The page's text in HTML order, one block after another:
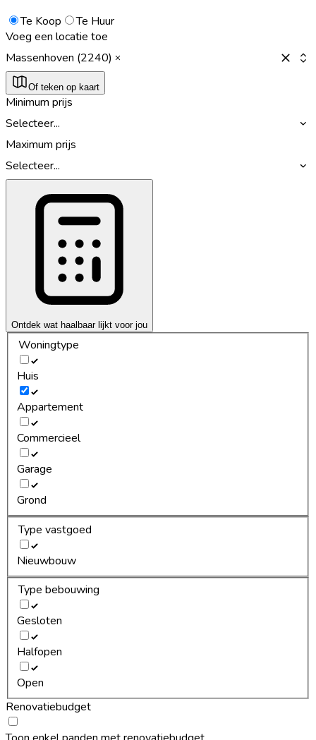
Te Koop
Te Huur
Voeg een locatie toe
Massenhoven (2240)
Of teken op kaart
Minimum prijs
Selecteer...
Maximum prijs
Selecteer...
Ontdek wat haalbaar lijkt voor jou
Woningtype
Huis
Appartement
Commercieel
Garage
Grond
Type vastgoed
Nieuwbouw
Type bebouwing
Gesloten
Halfopen
Open
Renovatiebudget